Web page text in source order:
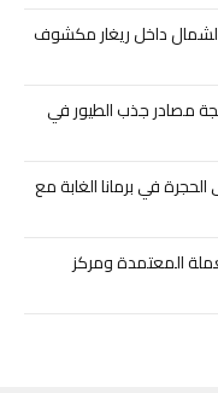
داخل ريغار مكشوف
مصادر جذب الطيور في
في برمانا الغابة مع
المعتمدة ومركز